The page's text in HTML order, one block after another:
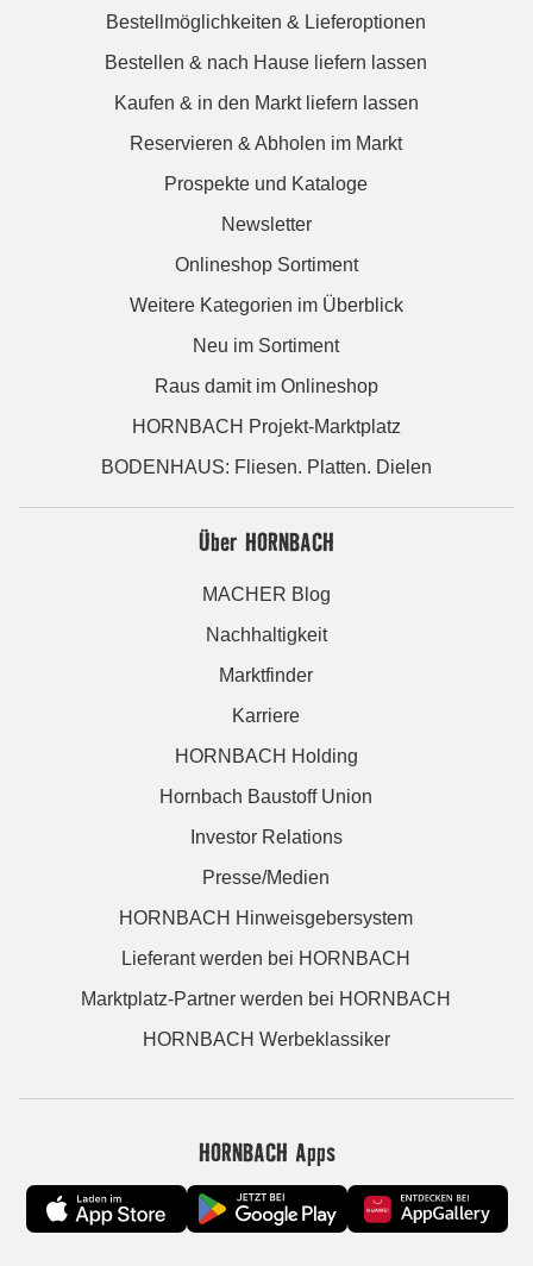
Bestellmöglichkeiten & Lieferoptionen
Bestellen & nach Hause liefern lassen
Kaufen & in den Markt liefern lassen
Reservieren & Abholen im Markt
Prospekte und Kataloge
Newsletter
Onlineshop Sortiment
Weitere Kategorien im Überblick
Neu im Sortiment
Raus damit im Onlineshop
HORNBACH Projekt-Marktplatz
BODENHAUS: Fliesen. Platten. Dielen
Über HORNBACH
MACHER Blog
Nachhaltigkeit
Marktfinder
Karriere
HORNBACH Holding
Hornbach Baustoff Union
Investor Relations
Presse/Medien
HORNBACH Hinweisgebersystem
Lieferant werden bei HORNBACH
Marktplatz-Partner werden bei HORNBACH
HORNBACH Werbeklassiker
HORNBACH Apps